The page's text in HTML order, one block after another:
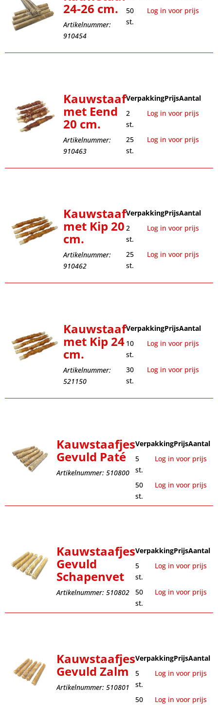
24-26 cm.
Artikelnummer:
910454
50
st.
Log in voor prijs
Kauwstaaf
met Eend
20 cm.
Artikelnummer:
910463
VerpakkingPrijsAantal
2
st.
Log in voor prijs
25
st.
Log in voor prijs
Kauwstaaf
met Kip 20
cm.
Artikelnummer:
910462
VerpakkingPrijsAantal
2
st.
Log in voor prijs
25
st.
Log in voor prijs
Kauwstaaf
met Kip 24
cm.
Artikelnummer:
521150
VerpakkingPrijsAantal
10
st.
Log in voor prijs
30
st.
Log in voor prijs
Kauwstaafjes
Gevuld Paté
Artikelnummer: 510800
VerpakkingPrijsAantal
5
st.
Log in voor prijs
50
st.
Log in voor prijs
Kauwstaafjes
Gevuld
Schapenvet
Artikelnummer: 510802
VerpakkingPrijsAantal
5
st.
Log in voor prijs
50
st.
Log in voor prijs
Kauwstaafjes
Gevuld Zalm
Artikelnummer: 510801
VerpakkingPrijsAantal
5
st.
Log in voor prijs
50
Log in voor prijs